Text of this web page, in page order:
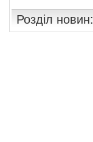
Розділ новин: